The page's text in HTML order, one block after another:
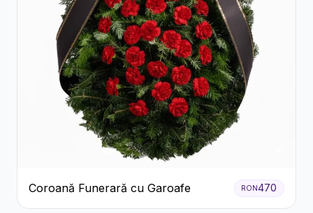
Coroană Funerară cu Garoafe RON470